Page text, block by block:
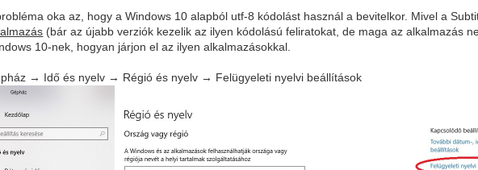
oka az, hogy a Windows 10 alapból utf-8 kódolást használ a bevitelkor. Mivel a
(bár az újabb verziók kezelik az ilyen kódolású feliratokat, de maga az alkalmazás
10-nek, hogyan járjon el az ilyen alkalmazásokkal.
→ Idő és nyelv → Régió és nyelv → Felügyeleti nyelvi beállítások